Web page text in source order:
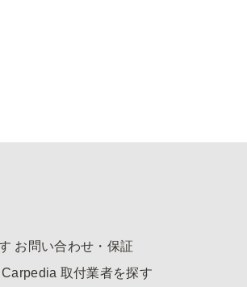
お問い合わせ・保証
Carpedia 取付業者を探す